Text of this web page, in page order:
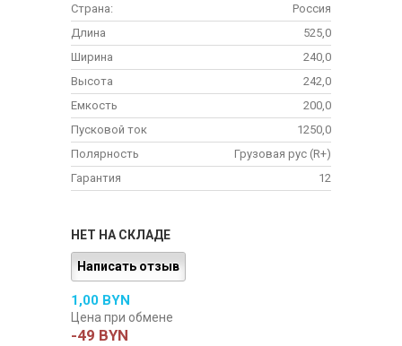
Страна:
Россия
Длина
525,0
Ширина
240,0
Высота
242,0
Емкость
200,0
Пусковой ток
1250,0
Полярность
Грузовая рус (R+)
Гарантия
12
НЕТ НА СКЛАДЕ
Написать отзыв
1,00 BYN
Цена при обмене
-49 BYN